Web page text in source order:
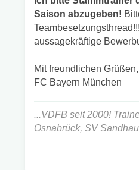
Saison abzugeben!
aussagekräftige
Mit freundlichen Grüßen,
FC Bayern München
...VDFB seit 2000!
Osnabrück, SV